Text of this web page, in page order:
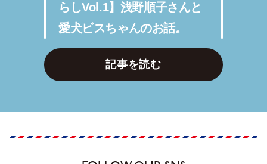
らしVol.1】浅野順子さんと
愛犬ビスちゃんのお話。
記事を読む